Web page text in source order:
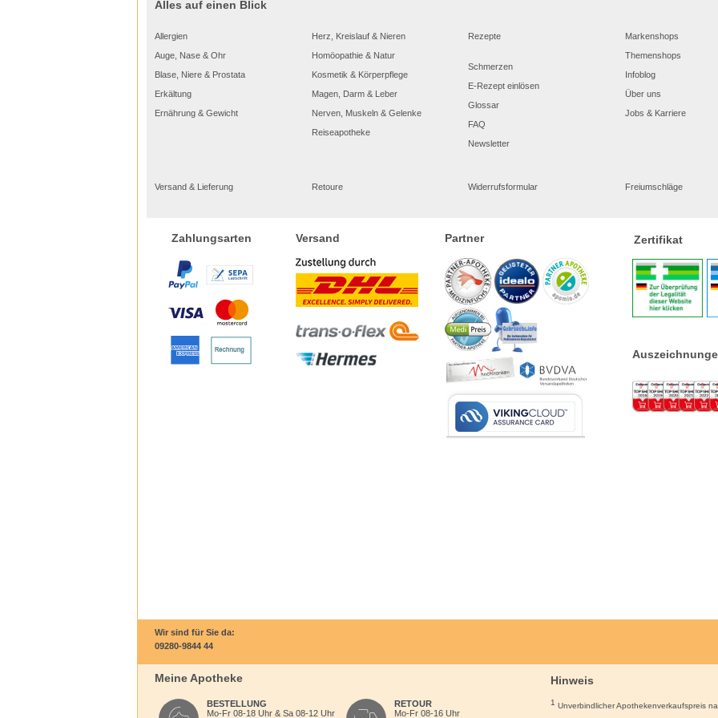
Alles auf einen Blick
Allergien
Auge, Nase & Ohr
Blase, Niere & Prostata
Erkältung
Ernährung & Gewicht
Herz, Kreislauf & Nieren
Homöopathie & Natur
Kosmetik & Körperpflege
Magen, Darm & Leber
Nerven, Muskeln & Gelenke
Reiseapotheke
Rezepte
Schmerzen
E-Rezept einlösen
Glossar
FAQ
Newsletter
Markenshops
Themenshops
Infoblog
Über uns
Jobs & Karriere
Versand & Lieferung Retoure Widerrufsformular Freiumschläge
Zahlungsarten Versand Partner Zertifikat
Wir sind für Sie da:
09280-9844 44
Meine Apotheke
BESTELLUNG
Mo-Fr 08-18 Uhr & Sa 08-12 Uhr
RETOUR
Mo-Fr 08-16 Uhr
Hinweis
1 Unverbindlicher Apothekenverkaufspreis